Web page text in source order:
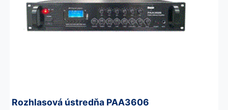
Rozhlasová ústredňa PAA3606